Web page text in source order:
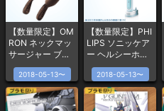
【数量限定】OM
RON ネックマッ
サージャー ブラ
ウン
2018-05-13〜
【数量限定】PHI
LIPS ソニッケア
ー ヘルシーホワ
イト
2018-05-13〜